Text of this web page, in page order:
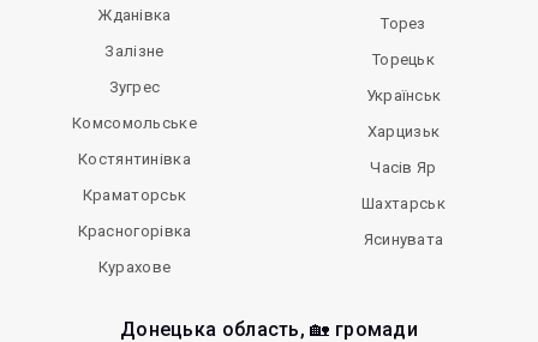
Жданівка
Залізне
Зугрес
Комсомольське
Костянтинівка
Краматорськ
Красногорівка
Курахове
Торез
Торецьк
Українськ
Харцизьк
Часів Яр
Шахтарськ
Ясинувата
Донецька область, 🏡 громади